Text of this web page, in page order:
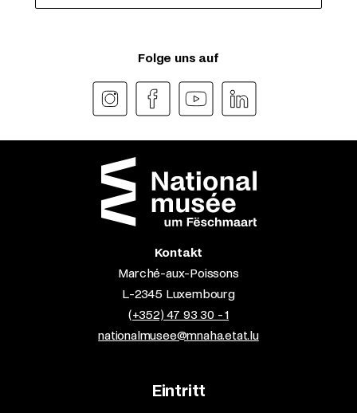
Folge uns auf
Kontakt
Marché-aux-Poissons
L-2345 Luxembourg
(+352) 47 93 30 - 1
nationalmusee@mnaha.etat.lu
Eintritt